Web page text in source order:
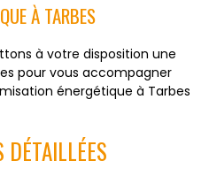
À TARBES
à votre disposition une
pour vous accompagner
énergétique à Tarbes
DÉTAILLÉES